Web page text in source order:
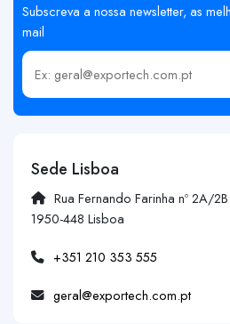
Subscreva a nossa newsletter, as
mail
Insira o seu email
Sede Lisboa
Rua Fernando Farinha nº 2A/
1950-448 Lisboa
+351 210 353 555
geral@exportech.com.pt